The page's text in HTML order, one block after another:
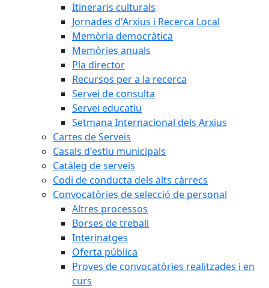
Itineraris culturals
Jornades d'Arxius i Recerca Local
Memòria democràtica
Memòries anuals
Pla director
Recursos per a la recerca
Servei de consulta
Servei educatiu
Setmana Internacional dels Arxius
Cartes de Serveis
Casals d'estiu municipals
Catàleg de serveis
Codi de conducta dels alts càrrecs
Convocatòries de selecció de personal
Altres processos
Borses de treball
Interinatges
Oferta pública
Proves de convocatòries realitzades i en
curs